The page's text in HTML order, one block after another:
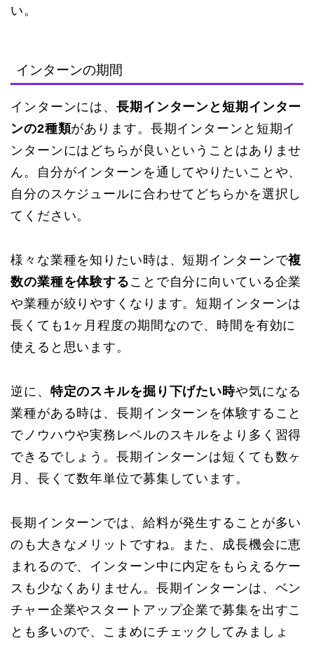
い。
インターンの期間
インターンには、長期インターンと短期インター
ンの2種類があります。長期インターンと短期イ
ンターンにはどちらが良いということはありませ
ん。自分がインターンを通してやりたいことや、
自分のスケジュールに合わせてどちらかを選択し
てください。
様々な業種を知りたい時は、短期インターンで複
数の業種を体験する ことで自分に向いている企業
や業種が絞りやすくなります。短期インターンは
長くても1ヶ月程度の期間なので、時間を有効に
使えると思います。
逆に、 特定のスキルを掘り下げたい時や気になる
業種がある時は、長期インターンを体験すること
でノウハウや実務レベルのスキルをより多く習得
できるでしょう。長期インターンは短くても数ヶ
月、長くて数年単位で募集しています。
長期インターンでは、給料が発生することが多い
のも大きなメリットですね。また、成長機会に恵
まれるので、インターン中に内定をもらえるケー
スも少なくありません。長期インターンは、ベン
チャー企業やスタートアップ企業で募集を出すこ
とも多いので、こまめにチェックしてみましょ